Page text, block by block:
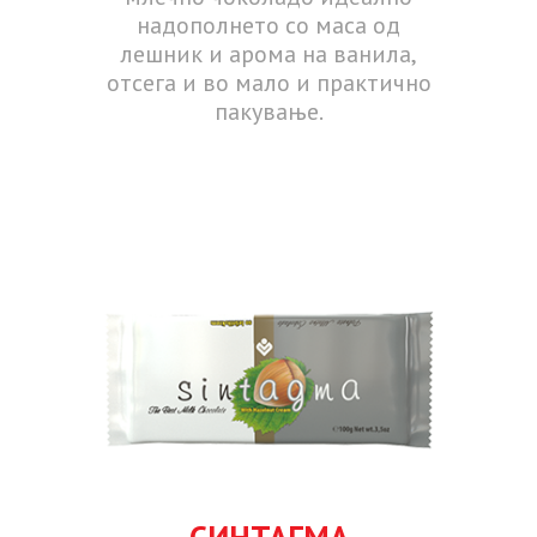
надополнето со маса од
лешник и арома на ванила,
отсега и во мало и практично
пакување.